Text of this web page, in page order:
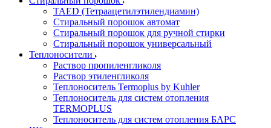
TAED (Тетраацетилэтилендиамин)
Стиральный порошок автомат
Стиральный порошок для ручной стирки
Стиральный порошок универсальный
Теплоносители
Раствор пропиленгликоля
Раствор этиленгликоля
Теплоноситель Termoplus by Kuhler
Теплоноситель для систем отопления
TERMOPLUS
Теплоноситель для систем отопления БАРС